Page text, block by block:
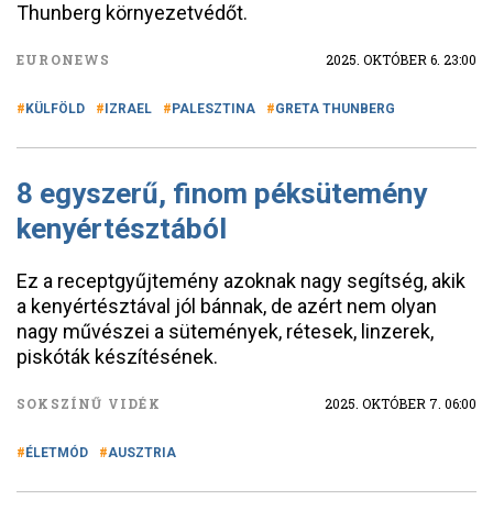
Thunberg környezetvédőt.
EURONEWS 2025. OKTÓBER 6. 23:00
KÜLFÖLD IZRAEL PALESZTINA GRETA THUNBERG
8 egyszerű, finom péksütemény
kenyértésztából
Ez a receptgyűjtemény azoknak nagy segítség, akik
a kenyértésztával jól bánnak, de azért nem olyan
nagy művészei a sütemények, rétesek, linzerek,
piskóták készítésének.
SOKSZÍNŰ VIDÉK 2025. OKTÓBER 7. 06:00
ÉLETMÓD AUSZTRIA